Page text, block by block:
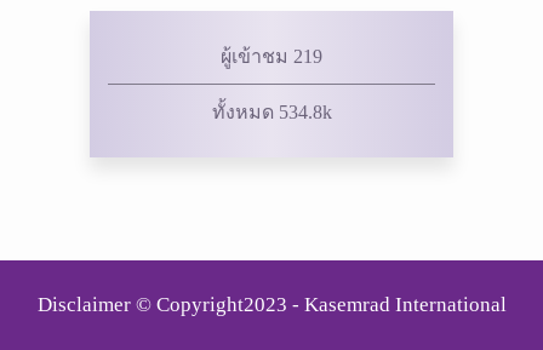
ผู้เข้าชม 219
ทั้งหมด 534.8k
Disclaimer © Copyright2023 - Kasemrad International